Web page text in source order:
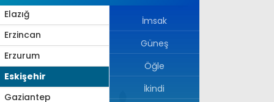
Elazığ
Erzincan
Erzurum
Eskişehir
Gaziantep
İmsak
Güneş
Öğle
İkindi